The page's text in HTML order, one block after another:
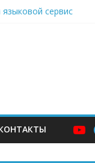
сервис